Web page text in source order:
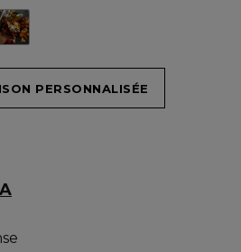
PERSONNALISÉE